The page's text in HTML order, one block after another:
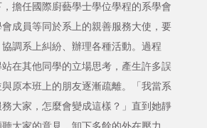
擔任國際廚藝學士學位學程的系學會
成員等同於系上的親善服務大使，要
調系上糾紛、辦理各種活動。過程
在其他同學的立場思考，產生許多誤
原本班上的朋友逐漸疏離。「我當系
大家，怎麼會變成這樣？」直到她靜